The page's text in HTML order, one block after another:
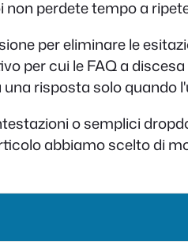
non perdete tempo a
per eliminare le
per cui le FAQ a
risposta solo quando
o semplici
abbiamo scelto di